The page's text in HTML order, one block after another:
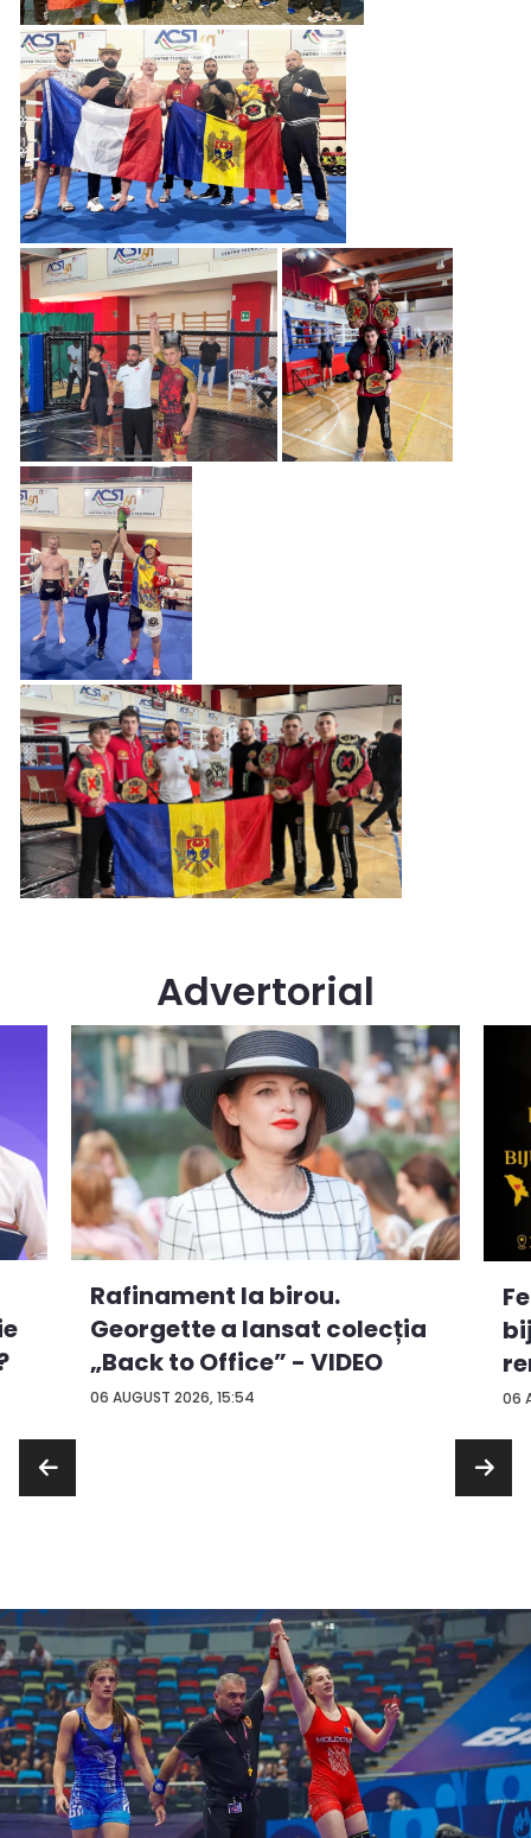
Advertorial
06 AUGUST 2026, 15:54
Rafinament la birou.
Georgette a lansat colecția
„Back to Office” - VIDEO
06
...